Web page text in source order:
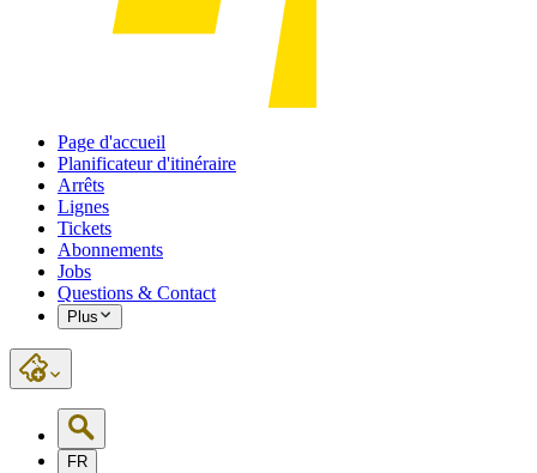
Page d'accueil
Planificateur d'itinéraire
Arrêts
Lignes
Tickets
Abonnements
Jobs
Questions & Contact
Plus
FR